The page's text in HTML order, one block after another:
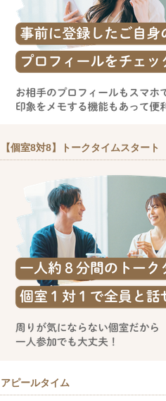
【個室8対8】トークタイムスタート
アピールタイム